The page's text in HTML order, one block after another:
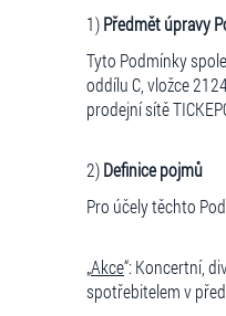
1)Předmět úpravy
Tyto Podmínky
oddílu C, vložce
prodejní sítě
2)Definice pojmů
Pro účely těchto
„Akce“: Koncertní,
spotřebitelem v